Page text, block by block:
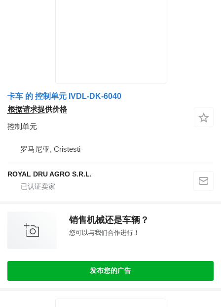
卡车 的 控制单元 IVDL-DK-6040
根据请求提供价格
控制单元
罗马尼亚, Cristesti
ROYAL DRU AGRO S.R.L.
销售机械还是车辆？
您可以与我们合作进行！
发布您的广告